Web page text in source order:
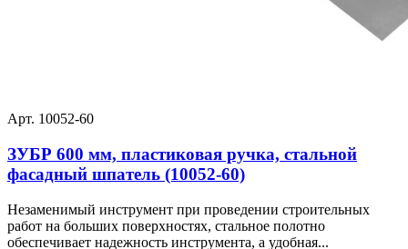
Арт. 10052-60
ЗУБР 600 мм, пластиковая ручка, стальной
фасадный шпатель (10052-60)
Незаменимый инструмент при проведении строительных
работ на больших поверхностях, стальное полотно
обеспечивает надежность инструмента, а удобная...